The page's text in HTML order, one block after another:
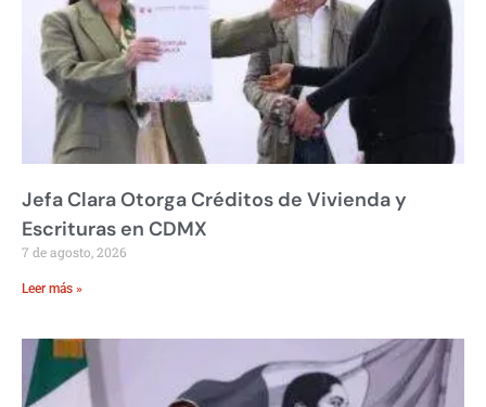
Jefa Clara Otorga Créditos de Vivienda y
Escrituras en CDMX
7 de agosto, 2026
Leer más »